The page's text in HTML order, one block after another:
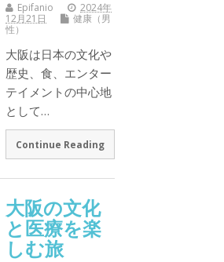
Epifanio
2024年
12月21日
健康（男
性）
大阪は日本の文化や
歴史、食、エンター
テイメントの中心地
として…
Continue Reading
大阪の文化
と医療を楽
しむ旅